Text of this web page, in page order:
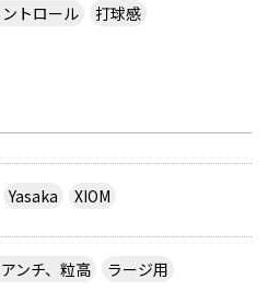
トロール 打球感
Yasaka
XIOM
ンチ、粒高 ラージ用